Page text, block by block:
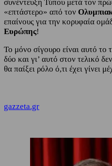
συνέντευξη Τύπου μετά τον
«επτάστερο» από τον
επαίνους για την κορυφαία
Ευρώπης!
Το μόνο σίγουρο είναι αυτό το
δύο και γι’ αυτό στον τελικό
θα παίξει ρόλο ό,τι έχει γίνει
gazzeta.gr